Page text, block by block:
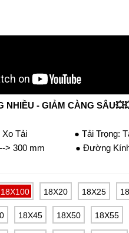
NHIỀU - GIẢM CÀNG
Xo Tải ● Tải Trọng: Tải
--> 300 mm ● Đường Kính
18X100 18X20 18X25
18X45 18X50 18X55